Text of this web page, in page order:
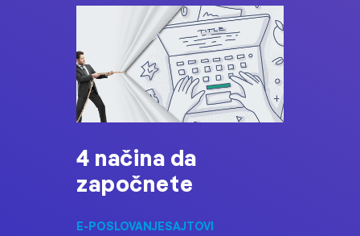
4 načina da
započnete
E-POSLOVANJESAJTOVI